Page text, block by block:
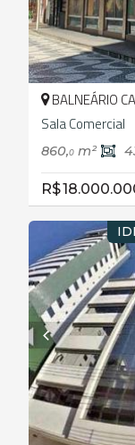
BALNEÁRIO
Sala Comercial
860,0 m²
R$